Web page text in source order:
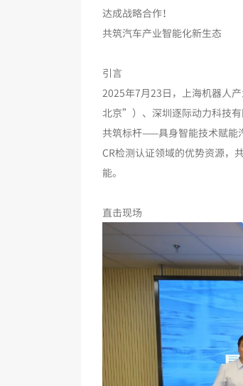
达成战略合作！
共筑汽车产业智能化新生态
引言
2025年7月23日，上海机器人
北京”）、深圳逐际动力科技
共筑标杆——具身智能技术赋能
CR检测认证领域的优势资源，
能。
直击现场